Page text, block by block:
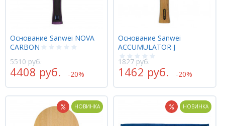
Основание Sanwei NOVA
CARBON
5510 руб.
4408 руб. -20%
Основание Sanwei
ACCUMULATOR J
1827 руб.
1462 руб. -20%
НОВИНКА НОВИНКА